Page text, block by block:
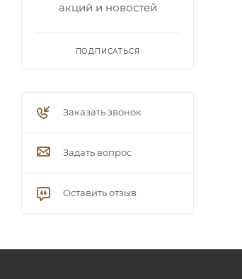
акций и новостей
ПОДПИСАТЬСЯ
Заказать звонок
Задать вопрос
Оставить отзыв